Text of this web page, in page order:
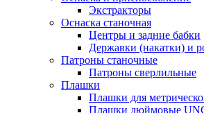
Экстракторы
Оснаска станочная
Центры и задние бабки
Державки (накатки) и
Патроны станочные
Патроны сверлильные
Плашки
Плашки для
Плашки дюймовые